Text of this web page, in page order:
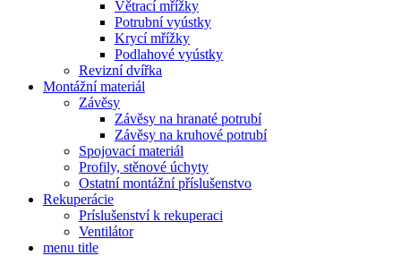
Větrací mřížky
Potrubní vyústky
Krycí mřížky
Podlahové vyústky
Revizní dvířka
Montážní materiál
Závěsy
Závěsy na hranaté potrubí
Závěsy na kruhové potrubí
Spojovací materiál
Profily, stěnové úchyty
Ostatní montážní příslušenstvo
Rekuperácie
Príslušenství k rekuperaci
Ventilátor
menu title